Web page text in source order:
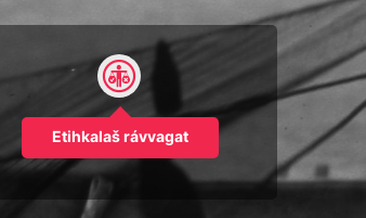
Etihkalaš rávvagat